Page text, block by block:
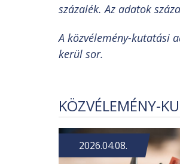
százalék. Az adatok
A közvélemény-kutatási
kerül sor.
KÖZVÉLEMÉNY-
2026.04.08.